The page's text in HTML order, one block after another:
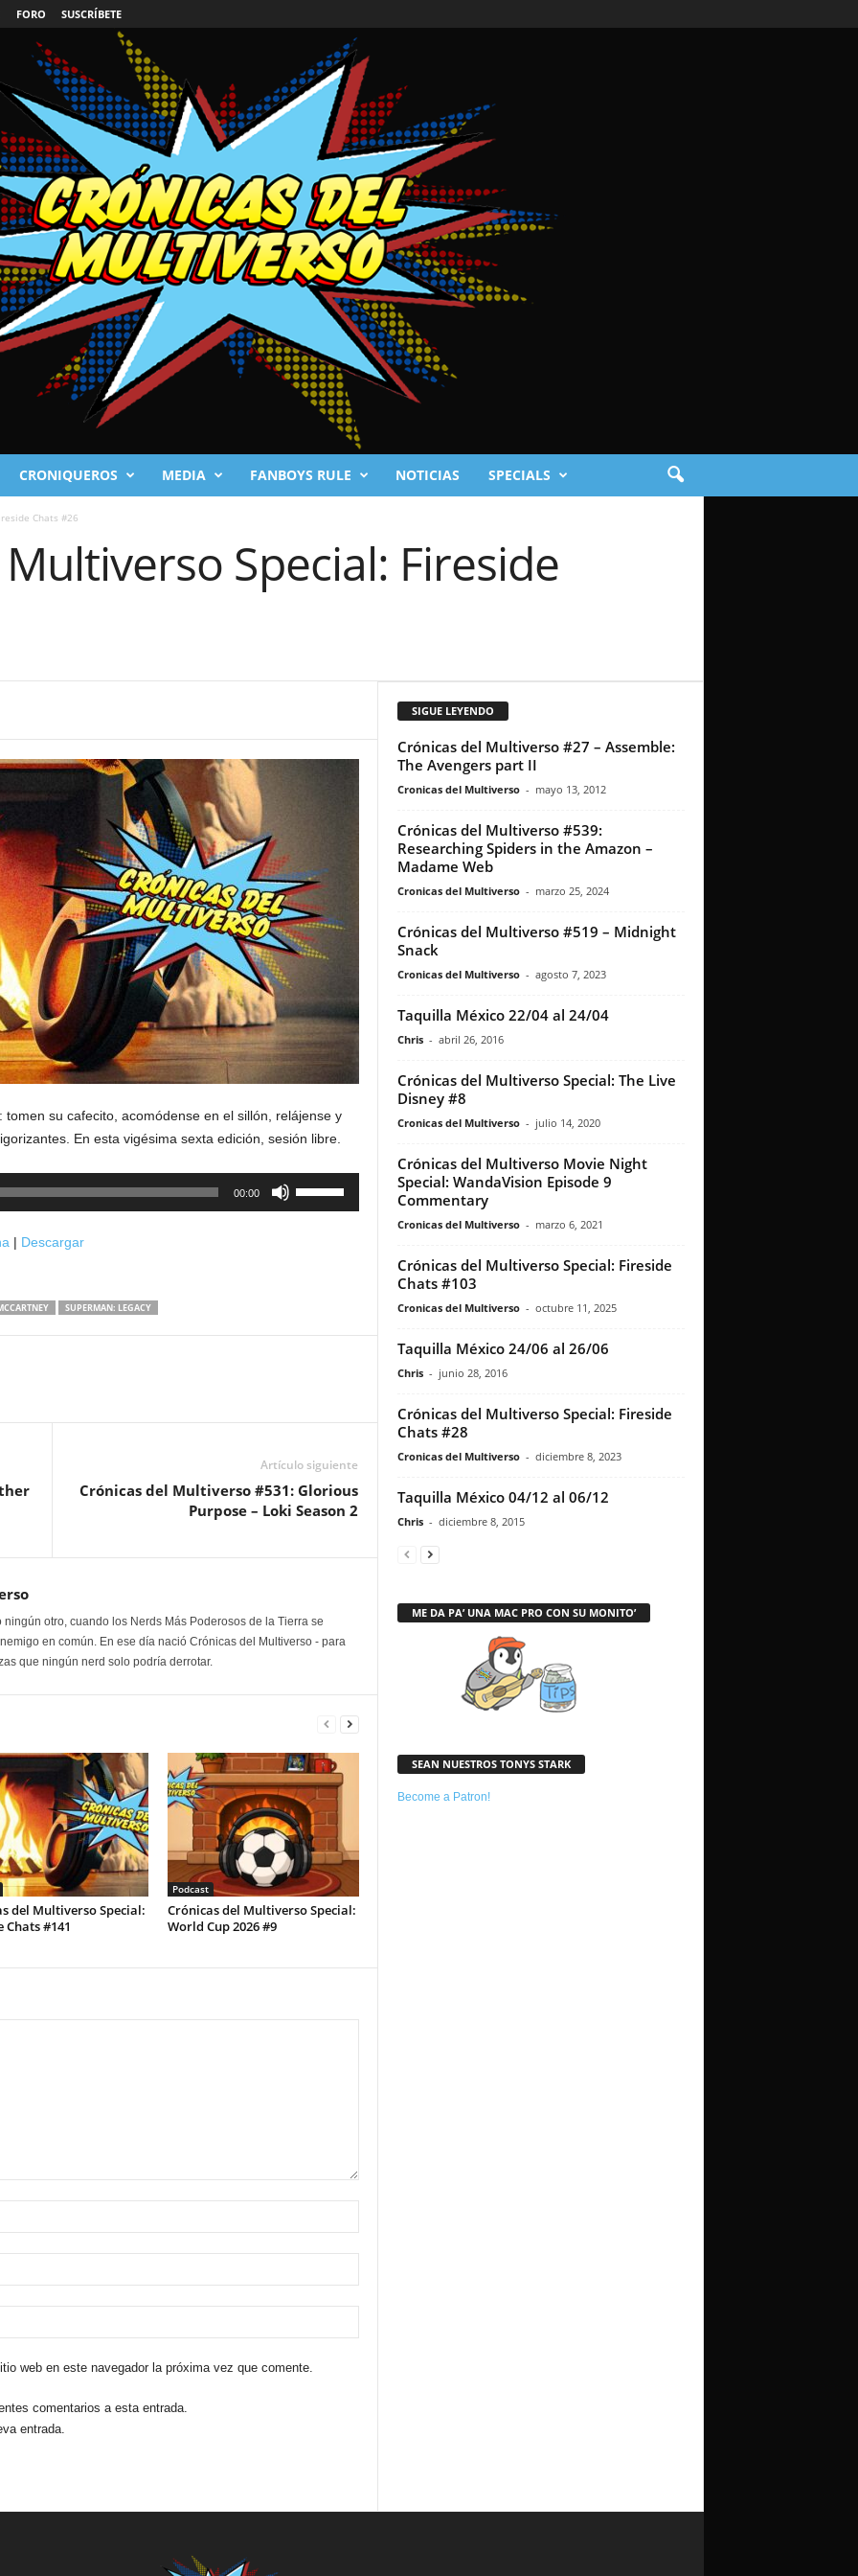
FORO SUSCRÍBETE
CRONIQUEROS MEDIA FANBOYS RULE NOTICIAS SPECIALS
Chats #26
Special: Fireside
su cafecito, acomódense en el sillón, relájense y
En esta vigésima sexta edición, sesión libre.
00:00
| Descargar
SUPERMAN: LEGACY
Artículo siguiente
Crónicas del Multiverso #531: Glorious
Purpose – Loki Season 2
ningún otro, cuando los Nerds Más Poderosos de la Tierra se
en común. En ese día nació Crónicas del Multiverso - para
que ningún nerd solo podría derrotar.
del Multiverso Special:
Chats #141
Podcast
Crónicas del Multiverso Special:
World Cup 2026 #9
web en este navegador la próxima vez que comente.
comentarios a esta entrada.
entrada.
SIGUE LEYENDO
Crónicas del Multiverso #27 – Assemble:
The Avengers part II
Cronicas del Multiverso - mayo 13, 2012
Crónicas del Multiverso #539:
Researching Spiders in the Amazon –
Madame Web
Cronicas del Multiverso - marzo 25, 2024
Crónicas del Multiverso #519 – Midnight
Snack
Cronicas del Multiverso - agosto 7, 2023
Taquilla México 22/04 al 24/04
Chris - abril 26, 2016
Crónicas del Multiverso Special: The Live
Disney #8
Cronicas del Multiverso - julio 14, 2020
Crónicas del Multiverso Movie Night
Special: WandaVision Episode 9
Commentary
Cronicas del Multiverso - marzo 6, 2021
Crónicas del Multiverso Special: Fireside
Chats #103
Cronicas del Multiverso - octubre 11, 2025
Taquilla México 24/06 al 26/06
Chris - junio 28, 2016
Crónicas del Multiverso Special: Fireside
Chats #28
Cronicas del Multiverso - diciembre 8, 2023
Taquilla México 04/12 al 06/12
Chris - diciembre 8, 2015
ME DA PA’ UNA MAC PRO CON SU MONITO’
SEAN NUESTROS TONYS STARK
Become a Patron!